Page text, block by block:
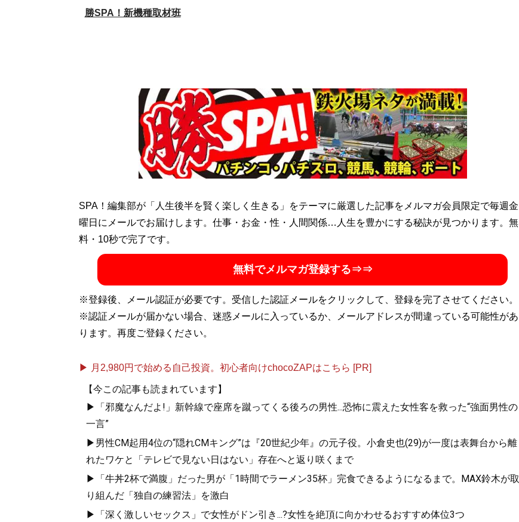
勝SPA！新機種取材班
SPA！編集部が「人生後半を賢く楽しく生きる」をテーマに厳選した記事をメルマガ会員限定で毎週金
曜日にメールでお届けします。仕事・お金・性・人間関係…人生を豊かにする秘訣が見つかります。無
料・10秒で完了です。
無料でメルマガ登録する⇒⇒
※登録後、メール認証が必要です。受信した認証メールをクリックして、登録を完了させてください。
※認証メールが届かない場合、迷惑メールに入っているか、メールアドレスが間違っている可能性があ
ります。再度ご登録ください。
▶ 月2,980円で始める自己投資。初心者向けchocoZAPはこちら [PR]
【今この記事も読まれています】
▶「邪魔なんだよ!」新幹線で座席を蹴ってくる後ろの男性...恐怖に震えた女性客を救った“強面男性の
一言”
▶男性CM起用4位の“隠れCMキング”は『20世紀少年』の元子役。小倉史也(29)が一度は表舞台から離
れたワケと「テレビで見ない日はない」存在へと返り咲くまで
▶「牛丼2杯で満腹」だった男が「1時間でラーメン35杯」完食できるようになるまで。MAX鈴木が取
り組んだ「独自の練習法」を激白
▶「深く激しいセックス」で女性がドン引き...?女性を絶頂に向かわせるおすすめ体位3つ